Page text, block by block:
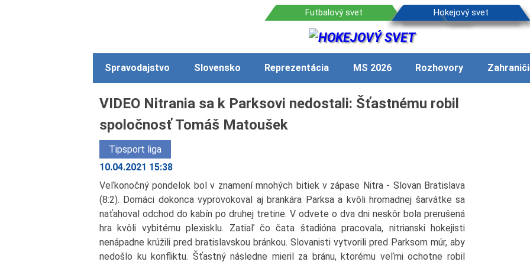
Spravodajstvo Slovensko Reprezentácia MS 2026 Rozhovory
VIDEO Nitrania sa k Parksovi nedostali: Šťastnému robil
spoločnosť Tomáš Matoušek
Tipsport liga
10.04.2021 15:38
Veľkonočný pondelok bol v znamení mnohých bitiek v zápase Nitra - Slovan Bratislava
(8:2). Domáci dokonca vyprovokoval aj brankára Parksa a kvôli hromadnej šarvátke sa
naťahoval odchod do kabín po druhej tretine. V odvete o dva dni neskôr bola prerušená
hra kvôli vybitému plexisklu. Zatiaľ čo čata štadióna pracovala, nitrianski hokejisti
nenápadne krúžili pred bratislavskou bránkou. Slovanisti vytvorili pred Parksom múr, aby
nedošlo ku konfliktu. Šťastný následne mieril za bránu, ktorému veľmi ochotne robil